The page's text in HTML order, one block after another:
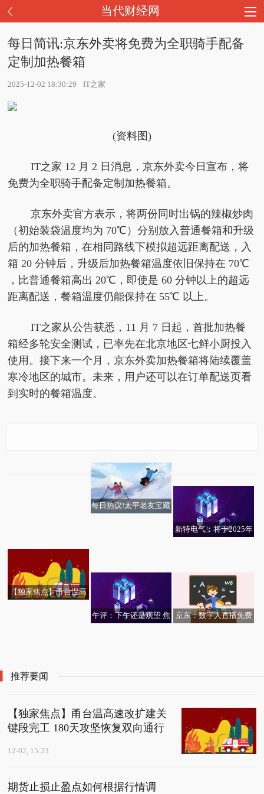
当代财经网
每日简讯:京东外卖将免费为全职骑手配备
定制加热餐箱
2025-12-02 18:30:29 IT之家
(资料图)
IT之家 12 月 2 日消息，京东外卖今日宣布，将
免费为全职骑手配备定制加热餐箱。
京东外卖官方表示，将两份同时出锅的辣椒炒肉
（初始装袋温度均为 70℃）分别放入普通餐箱和升级
后的加热餐箱，在相同路线下模拟超远距离配送，入
箱 20 分钟后，升级后加热餐箱温度依旧保持在 70℃
，比普通餐箱高出 20℃，即使是 60 分钟以上的超远
距离配送，餐箱温度仍能保持在 55℃ 以上。
IT之家从公告获悉，11 月 7 日起，首批加热餐
箱经多轮安全测试，已率先在北京地区七鲜小厨投入
使用。接下来一个月，京东外卖加热餐箱将陆续覆盖
寒冷地区的城市。未来，用户还可以在订单配送页看
到实时的餐箱温度。
每日热议!太平老友宝藏
实现→
日播报
新特电气：将于2025年
快报
【独家焦点】甬台温高
首付款
午评：下午还是观望 焦
京东：数字人直播免费
推荐要闻
【独家焦点】甬台温高速改扩建关
键段完工 180天攻坚恢复双向通行
12-02, 15:23
期货止损止盈点如何根据行情调